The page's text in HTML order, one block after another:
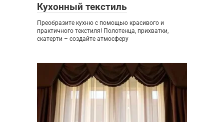
Кухонный текстиль
Преобразите кухню с помощью красивого и
практичного текстиля! Полотенца, прихватки,
скатерти – создайте атмосферу